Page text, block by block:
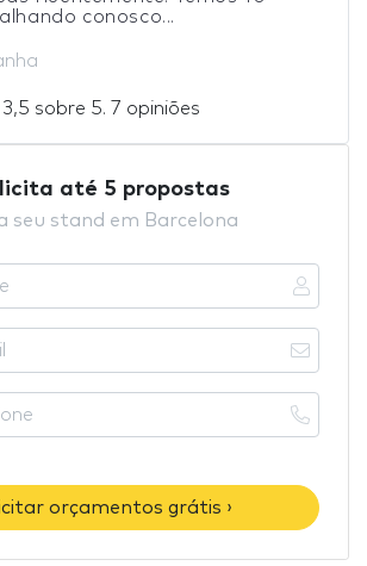
conosco...
3,5 sobre 5. 7 opiniões
até 5 propostas
seu stand em Barcelona
orçamentos grátis ›